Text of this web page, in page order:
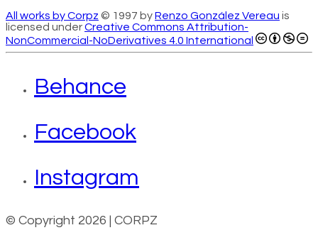
All works by Corpz © 1997 byRenzo González Vereau is
licensed underCreative Commons Attribution-
NonCommercial-NoDerivatives 4.0 International
Behance
Facebook
Instagram
© Copyright 2026 | CORPZ